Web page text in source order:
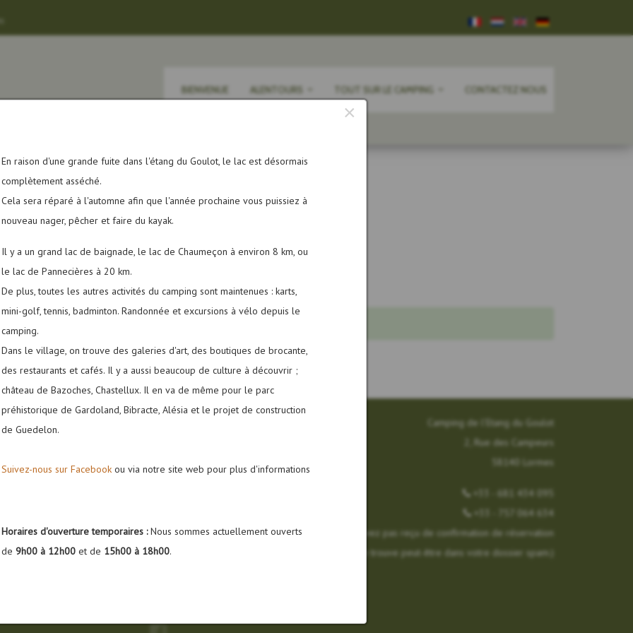
BIENVENUE ALENTOURS TOUT SUR LE CAMPING CONTACTEZ NOUS
aux tentes, caravanes et campings-cars.
veuillez visiter cette page de réservation
Camping de l’Etang du Goulot
2, Rue des Campeurs
58140 Lormes
+33 - 681 434 095
+33 - 757 064 634
campingdugoulot@gmail.com
(Vous n'avez pas reçu de confirmation de réservation
? Elle se trouve peut-être dans votre dossier spam.)
×
En raison d'une grande fuite dans l'étang du Goulot, le lac est désormais
complètement asséché.
Cela sera réparé à l'automne afin que l'année prochaine vous puissiez à
nouveau nager, pêcher et faire du kayak.
Il y a un grand lac de baignade, le lac de Chaumeçon à environ 8 km, ou
le lac de Pannecières à 20 km.
De plus, toutes les autres activités du camping sont maintenues : karts,
mini-golf, tennis, badminton. Randonnée et excursions à vélo depuis le
camping.
Dans le village, on trouve des galeries d'art, des boutiques de brocante,
des restaurants et cafés. Il y a aussi beaucoup de culture à découvrir ;
château de Bazoches, Chastellux. Il en va de même pour le parc
préhistorique de Gardoland, Bibracte, Alésia et le projet de construction
de Guedelon.
Suivez-nous sur Facebook ou via notre site web pour plus d'informations
Horaires d'ouverture temporaires :Nous sommes actuellement ouverts
de 9h00 à 12h00 et de 15h00 à 18h00.